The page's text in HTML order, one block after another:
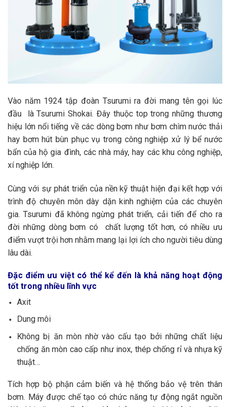
Vào năm 1924 tập đoàn Tsurumi ra đời mang tên gọi lúc
đầu là Tsurumi Shokai. Đây thuộc top trong những thương
hiệu lớn nổi tiếng về các dòng bơm như bơm chìm nước thải
hay bơm hút bùn phục vụ trong công nghiệp xử lý bể nước
bẩn của hộ gia đình, các nhà máy, hay các khu công nghiệp,
xí nghiệp lớn.
Cùng với sự phát triển của nền kỹ thuật hiện đại kết hợp với
trình độ chuyên môn dày dặn kinh nghiệm của các chuyên
gia. Tsurumi đã không ngừng phát triển, cải tiến để cho ra
đời những dòng bơm có chất lượng tốt hơn, có nhiều ưu
điểm vượt trội hơn nhằm mang lại lợi ích cho người tiêu dùng
lâu dài.
Đặc điểm ưu việt có thể kể đến là khả năng hoạt động
tốt trong nhiều lĩnh vực
Axit
Dung môi
Không bị ăn mòn nhờ vào cấu tạo bởi những chất liệu
chống ăn mòn cao cấp như inox, thép chống rỉ và nhựa kỹ
thuật…
Tích hợp bộ phận cảm biến và hệ thống bảo vệ trên thân
bơm. Máy được chế tạo có chức năng tự động ngắt nguồn